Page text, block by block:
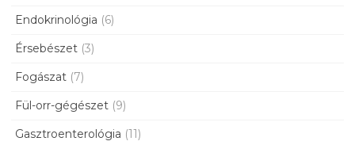
Endokrinológia (6)
Érsebészet (3)
Fogászat (7)
Fül-orr-gégészet (9)
Gasztroenterológia (11)